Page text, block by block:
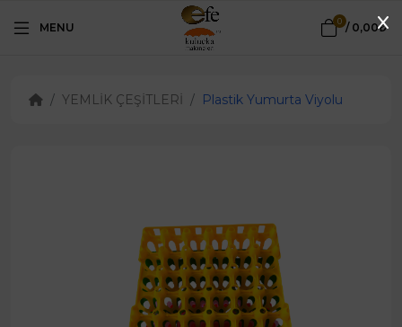
MENU 0 / 0,00₺
YEMLİK ÇEŞİTLERİ Plastik Yumurta Viyolu